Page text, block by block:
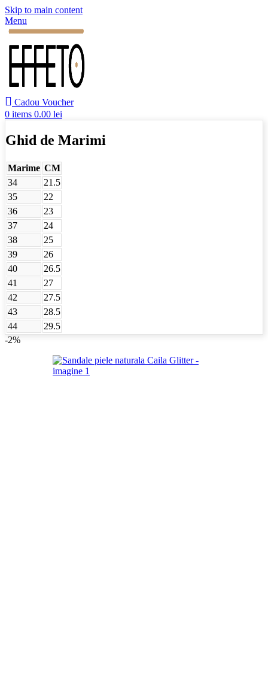
Skip to main content
Menu
Cadou Voucher
0 items 0.00 lei
Ghid de Marimi
Marime CM
34
21.5
35
22
36
23
37
24
38
25
39
26
40
26.5
41
27
42
27.5
43
28.5
44
29.5
-2%